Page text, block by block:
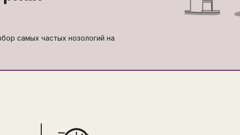
самых частых нозологий на